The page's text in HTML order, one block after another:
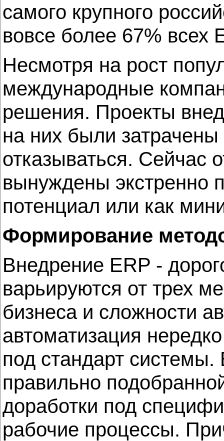
самого крупного
вовсе более 67% всех
Несмотря на рост
международные
решения. Проекты
на них были затрачены
отказываться. Сейчас
вынуждены экстренно
потенциал или как
Формирование
Внедрение ERP -
варьируются от трех
бизнеса и сложности
автоматизация
под стандарт
правильно
доработки под
рабочие процессы.